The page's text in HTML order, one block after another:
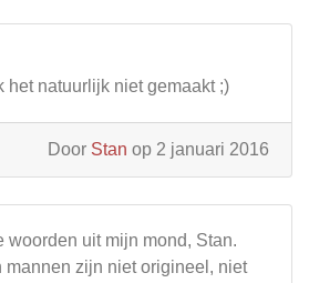
het natuurlijk niet gemaakt ;)
Door Stan op 2 januari 2016
woorden uit mijn mond, Stan.
mannen zijn niet origineel, niet